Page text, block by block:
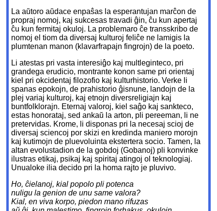
La aŭtoro aŭdace enpaŝas la esperantujan marĉon de
propraj nomoj, kaj sukcesas travadi ĝin, ĉu kun apertaj
ĉu kun fermitaj okuloj. La problemaro ĉe transskribo de
nomoj el tiom da diversaj kulturoj feliĉe ne lamigis la
plumtenan manon (klavarfrapajn fingrojn) de la poeto.
Li atestas pri vasta interesiĝo kaj multleginteco, pri
grandega erudicio, montrante konon same pri orientaj
kiel pri okcidentaj filozofio kaj kulturhistorio. Verke li
spanas epokojn, de prahistorio ĝisnune, landojn de la
plej variaj kulturoj, kaj etnojn diversreligiajn kaj
buntfolklorajn. Eternaj valoroj, kiel saĝo kaj sankteco,
estas honorataj, sed ankaŭ la arton, pli pereeman, li ne
pretervidas. Krome, li disponas pri la necesaj scioj de
diversaj sciencoj por skizi en kredinda maniero morojn
kaj kutimojn de pluevoluinta ekstertera socio. Tamen, la
altan evolustadion de la gobdoj (Gobanoj) pli konvinke
ilustras etikaj, psikaj kaj spiritaj atingoj ol teknologiaj.
Unualoke ilia decido pri la homa rajto je pluvivo.
Ho, ĉielanoj, kial popolo pli potenca
nuligu la genion de unu same valora?
Kial, en viva korpo, piedon mano rifuzas